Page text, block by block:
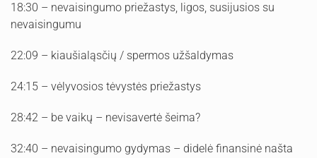
18:30 – nevaisingumo priežastys, ligos, susijusios su
nevaisingumu
22:09 – kiaušialąsčių / spermos užšaldymas
24:15 – vėlyvosios tėvystės priežastys
28:42 – be vaikų – nevisavertė šeima?
32:40 – nevaisingumo gydymas – didelė finansinė našta